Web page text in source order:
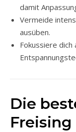
damit
Vermeide
ausüben.
Fokussiere dich
Die
Freising